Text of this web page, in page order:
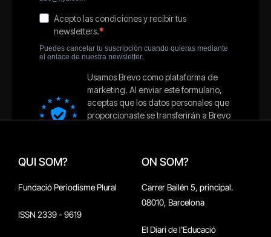
QUI SOM?
Fundació Periodisme Plural
ISSN 2339 - 9619
ON SOM?
Carrer Bailén 5, principal.
08010, Barcelona
El Diari de l'Educació